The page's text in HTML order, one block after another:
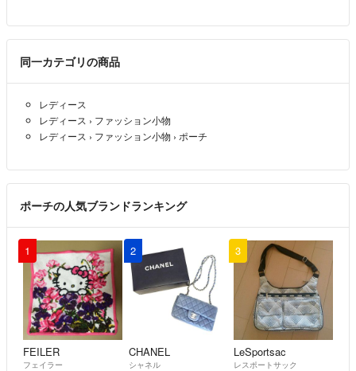
同一カテゴリの商品
レディース
レディース › ファッション小物
レディース › ファッション小物 › ポーチ
ポーチの人気ブランドランキング
1
FEILER
フェイラー
2
CHANEL
シャネル
3
LeSportsac
レスポートサック